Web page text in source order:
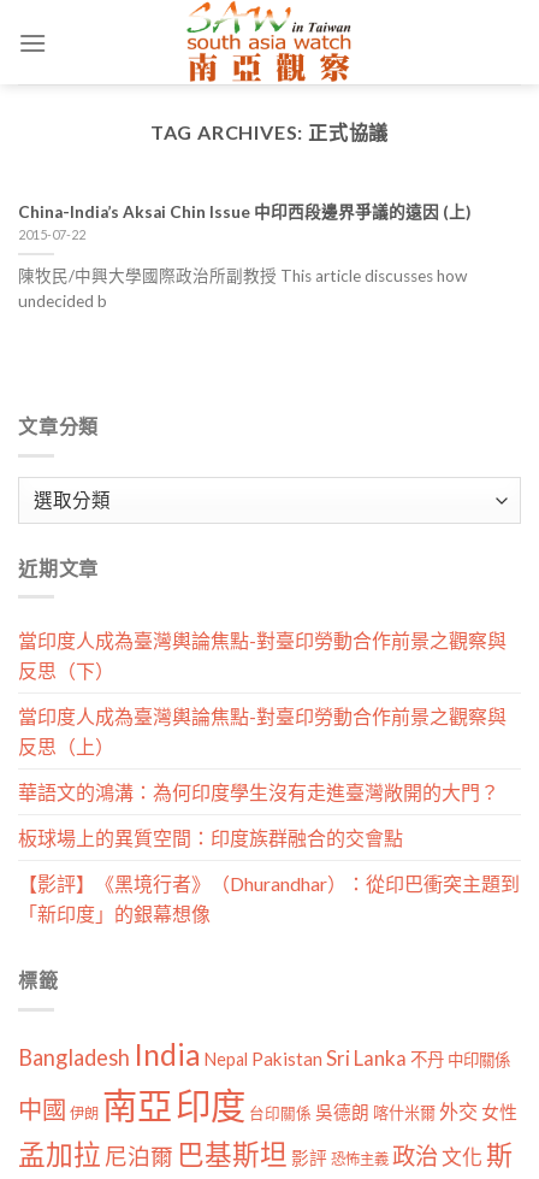
TAG ARCHIVES: 正式協議
China-India’s Aksai Chin Issue 中印西段邊界爭議的遠因 (上)
2015-07-22
陳牧民/中興大學國際政治所副教授 This article discusses how
undecided b
文章分類
類
近期文章
當印度人成為臺灣輿論焦點-對臺印勞動合作前景之觀察與
反思（下）
當印度人成為臺灣輿論焦點-對臺印勞動合作前景之觀察與
反思（上）
華語文的鴻溝：為何印度學生沒有走進臺灣敞開的大門？
板球場上的異質空間：印度族群融合的交會點
【影評】《黑境行者》（Dhurandhar）：從印巴衝突主題到
「新印度」的銀幕想像
標籤
Bangladesh India Nepal Pakistan Sri Lanka 不丹 中印關係
中國 伊朗 南亞印度 台印關係 吳德朗 喀什米爾外交 女性
孟加拉 尼泊爾 巴基斯坦 影評 恐怖主義 政治文化斯